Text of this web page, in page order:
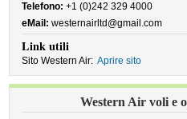
Telefono: +1 (0)242 329 4000
eMail: westernairltd@gmail.com
Link utili
Sito Western Air: Aprire sito
Western Air voli e